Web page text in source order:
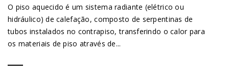
O piso aquecido é um sistema radiante (elétrico ou
hidráulico) de calefação, composto de serpentinas de
tubos instalados no contrapiso, transferindo o calor para
os materiais de piso através de...